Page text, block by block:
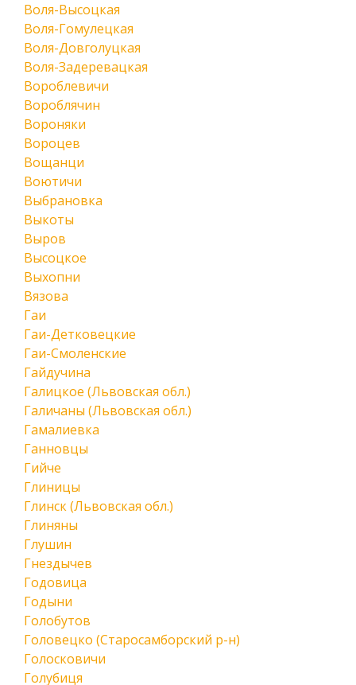
Воля-Высоцкая
Воля-Гомулецкая
Воля-Довголуцкая
Воля-Задеревацкая
Вороблевичи
Вороблячин
Вороняки
Вороцев
Вощанци
Воютичи
Выбрановка
Выкоты
Выров
Высоцкое
Выхопни
Вязова
Гаи
Гаи-Детковецкие
Гаи-Смоленские
Гайдучина
Галицкое (Львовская обл.)
Галичаны (Львовская обл.)
Гамалиевка
Ганновцы
Гийче
Глиницы
Глинск (Львовская обл.)
Глиняны
Глушин
Гнездычев
Годовица
Годыни
Голобутов
Головецко (Старосамборский р-н)
Голосковичи
Голубиця